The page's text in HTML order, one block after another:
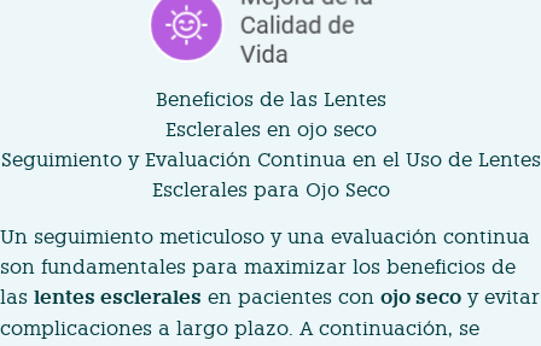
Beneficios de las Lentes
Esclerales en ojo seco
Seguimiento y Evaluación Continua en el Uso de Lentes
Esclerales para Ojo Seco
Un seguimiento meticuloso y una evaluación continua
son fundamentales para maximizar los beneficios de
las lentes esclerales en pacientes con ojo seco y evitar
complicaciones a largo plazo. A continuación, se